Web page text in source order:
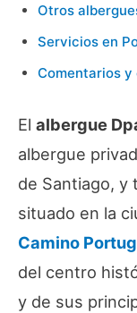
Otros
Servicios en
Comentarios y
El albergue
albergue
de Santiago, y
situado en la
Camino
del centro
y de sus